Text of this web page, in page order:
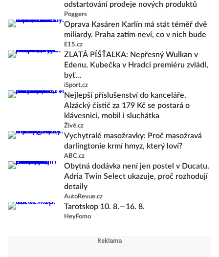
odstartování prodeje nových produktů
Poggers
Oprava Kasáren Karlín má stát téměř dvě
miliardy. Praha zatím neví, co v nich bude
E15.cz
ZLATÁ PÍŠŤALKA: Nepřesný Wulkan v
Edenu, Kubečka v Hradci premiéru zvládl,
byť…
iSport.cz
Nejlepší příslušenství do kanceláře.
Alzácký čistič za 179 Kč se postará o
klávesnici, mobil i sluchátka
Živě.cz
Vychytralé masožravky: Proč masožravá
darlingtonie krmí hmyz, který loví?
ABC.cz
Obytná dodávka není jen postel v Ducatu.
Adria Twin Select ukazuje, proč rozhodují
detaily
AutoRevue.cz
Tarotskop 10. 8.—16. 8.
HeyFomo